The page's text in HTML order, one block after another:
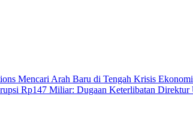
Mencari Arah Baru di Tengah Krisis
Rp147 Miliar: Dugaan Keterlibatan